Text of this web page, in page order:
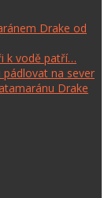
Drake od
k vodě patří…
pádlovat na sever
Drake